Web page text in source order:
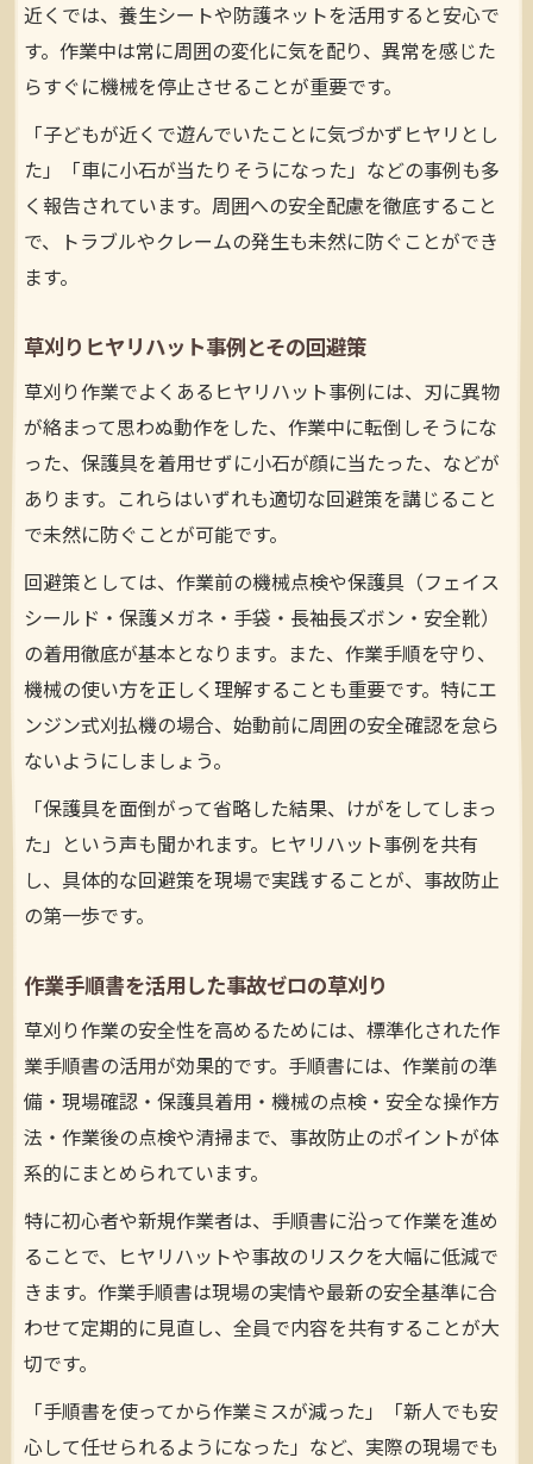
近くでは、養生シートや防護ネットを活用すると安心で
す。作業中は常に周囲の変化に気を配り、異常を感じた
らすぐに機械を停止させることが重要です。
「子どもが近くで遊んでいたことに気づかずヒヤリとし
た」「車に小石が当たりそうになった」などの事例も多
く報告されています。周囲への安全配慮を徹底すること
で、トラブルやクレームの発生も未然に防ぐことができ
ます。
草刈りヒヤリハット事例とその回避策
草刈り作業でよくあるヒヤリハット事例には、刃に異物
が絡まって思わぬ動作をした、作業中に転倒しそうにな
った、保護具を着用せずに小石が顔に当たった、などが
あります。これらはいずれも適切な回避策を講じること
で未然に防ぐことが可能です。
回避策としては、作業前の機械点検や保護具（フェイス
シールド・保護メガネ・手袋・長袖長ズボン・安全靴）
の着用徹底が基本となります。また、作業手順を守り、
機械の使い方を正しく理解することも重要です。特にエ
ンジン式刈払機の場合、始動前に周囲の安全確認を怠ら
ないようにしましょう。
「保護具を面倒がって省略した結果、けがをしてしまっ
た」という声も聞かれます。ヒヤリハット事例を共有
し、具体的な回避策を現場で実践することが、事故防止
の第一歩です。
作業手順書を活用した事故ゼロの草刈り
草刈り作業の安全性を高めるためには、標準化された作
業手順書の活用が効果的です。手順書には、作業前の準
備・現場確認・保護具着用・機械の点検・安全な操作方
法・作業後の点検や清掃まで、事故防止のポイントが体
系的にまとめられています。
特に初心者や新規作業者は、手順書に沿って作業を進め
ることで、ヒヤリハットや事故のリスクを大幅に低減で
きます。作業手順書は現場の実情や最新の安全基準に合
わせて定期的に見直し、全員で内容を共有することが大
切です。
「手順書を使ってから作業ミスが減った」「新人でも安
心して任せられるようになった」など、実際の現場でも